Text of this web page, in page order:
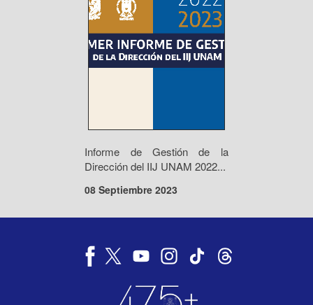
Informe de Gestión de la
Dirección del IIJ UNAM 2022...
08 Septiembre 2023